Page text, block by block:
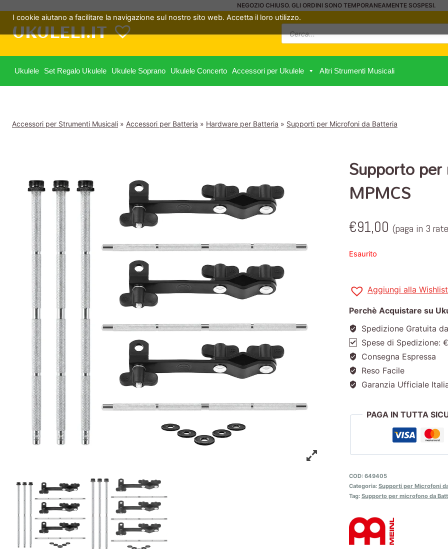
contenuto
NEGOZIO CHIUSO. GLI ORDINI SONO TEMPORANEAMENTE SOSPESI.
UKULELI.IT
Ricerca
prodotti
Ukulele Set Regalo Ukulele Ukulele Soprano Ukulele Concerto Accessori per Ukulele Altri Strumenti Musicali
Accessori per Strumenti Musicali » Accessori per Batteria » Hardware per Batteria » Supporti per Microfoni da Batteria
Supporto
MPMCS
€91,00 (paga in 3
Esaurito
Aggiungi alla Wishlist
Perchè Acquistare su
Spedizione Gratuita
Spese di Spedizione:
Consegna Espressa
Reso Facile
Garanzia Ufficiale
PAGA IN TUTTA
COD: 649405
Categoria: Supporti per Microfoni
Tag: Supporto per microfono da
I cookie aiutano a facilitare la navigazione sul nostro sito web. Accetta il loro utilizzo.